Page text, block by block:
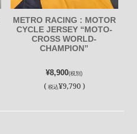
METRO RACING : MOTOR
CYCLE JERSEY “MOTO-
CROSS WORLD-
CHAMPION”
¥8,900(税別)
( 税込¥9,790 )